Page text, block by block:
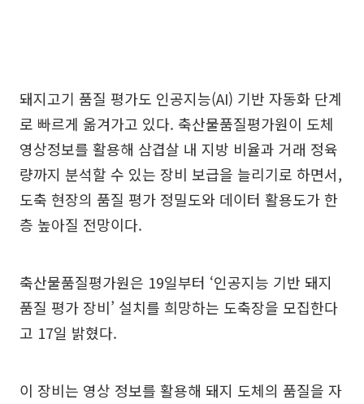
돼지고기 품질 평가도 인공지능(AI) 기반 자동화 단계
로 빠르게 옮겨가고 있다. 축산물품질평가원이 도체
영상정보를 활용해 삼겹살 내 지방 비율과 거래 정육
량까지 분석할 수 있는 장비 보급을 늘리기로 하면서,
도축 현장의 품질 평가 정밀도와 데이터 활용도가 한
층 높아질 전망이다.
축산물품질평가원은 19일부터 ‘인공지능 기반 돼지
품질 평가 장비’ 설치를 희망하는 도축장을 모집한다
고 17일 밝혔다.
이 장비는 영상 정보를 활용해 돼지 도체의 품질을 자